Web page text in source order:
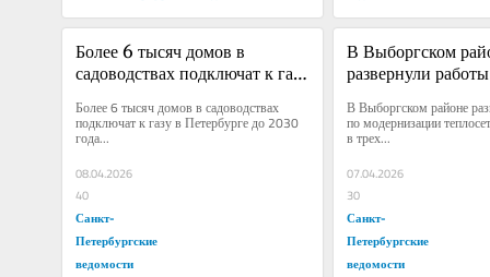
Более 6 тысяч домов в
садоводствах подключат к газу
Более 6 тысяч домов в садоводствах
подключат к газу в Петербурге до 2030
года...
08.04.2026
40
Санкт-
Петербургские
ведомости
В Выборгском
развернули
В Выборгском районе
по модернизации
в трех...
07.04.2026
30
Санкт-
Петербургские
ведомости